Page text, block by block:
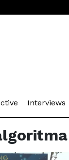
(current)
Interviews